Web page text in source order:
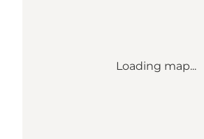
Loading map...